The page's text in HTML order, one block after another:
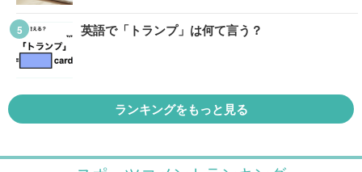
英語で「トランプ」は何て言う？
ランキングをもっと見る